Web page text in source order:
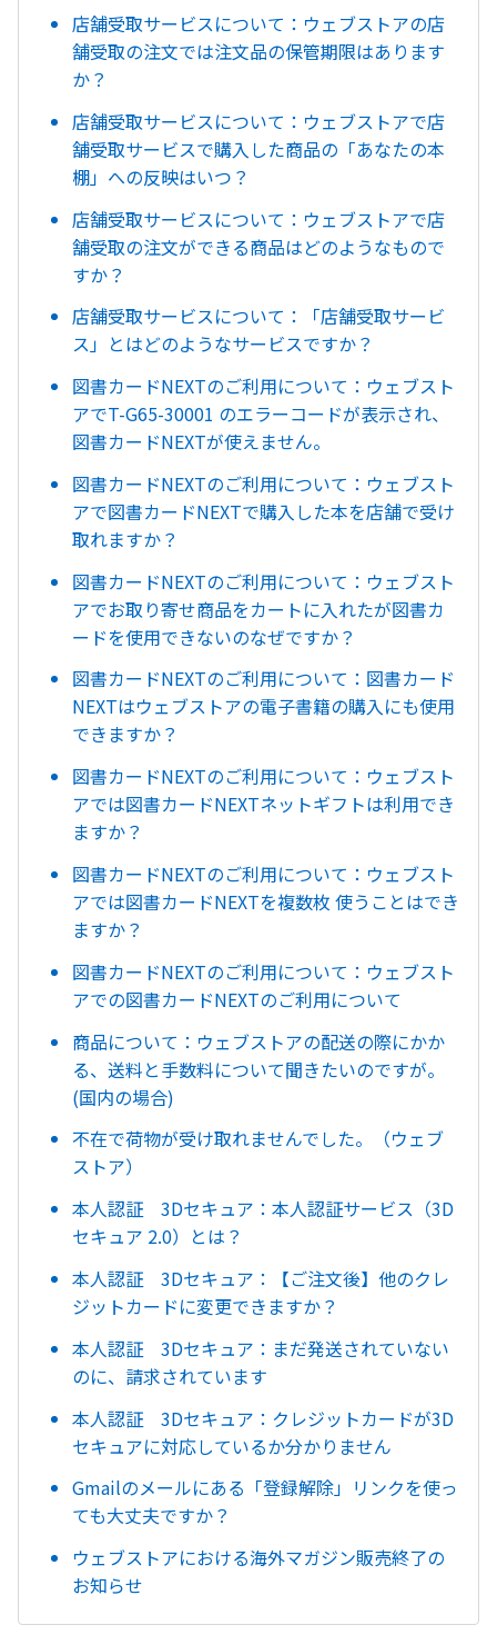
店舗受取サービスについて：ウェブストアの店
舗受取の注文では注文品の保管期限はあります
か？
店舗受取サービスについて：ウェブストアで店
舗受取サービスで購入した商品の「あなたの本
棚」への反映はいつ？
店舗受取サービスについて：ウェブストアで店
舗受取の注文ができる商品はどのようなもので
すか？
店舗受取サービスについて：「店舗受取サービ
ス」とはどのようなサービスですか？
図書カードNEXTのご利用について：ウェブスト
アでT-G65-30001 のエラーコードが表示され、
図書カードNEXTが使えません。
図書カードNEXTのご利用について：ウェブスト
アで図書カードNEXTで購入した本を店舗で受け
取れますか？
図書カードNEXTのご利用について：ウェブスト
アでお取り寄せ商品をカートに入れたが図書カ
ードを使用できないのなぜですか？
図書カードNEXTのご利用について：図書カード
NEXTはウェブストアの電子書籍の購入にも使用
できますか？
図書カードNEXTのご利用について：ウェブスト
アでは図書カードNEXTネットギフトは利用でき
ますか？
図書カードNEXTのご利用について：ウェブスト
アでは図書カードNEXTを複数枚 使うことはでき
ますか？
図書カードNEXTのご利用について：ウェブスト
アでの図書カードNEXTのご利用について
商品について：ウェブストアの配送の際にかか
る、送料と手数料について聞きたいのですが。
(国内の場合)
不在で荷物が受け取れませんでした。（ウェブ
ストア）
本人認証 3Dセキュア：本人認証サービス（3D
セキュア 2.0）とは？
本人認証 3Dセキュア：【ご注文後】他のクレ
ジットカードに変更できますか？
本人認証 3Dセキュア：まだ発送されていない
のに、請求されています
本人認証 3Dセキュア：クレジットカードが3D
セキュアに対応しているか分かりません
Gmailのメールにある「登録解除」リンクを使っ
ても大丈夫ですか？
ウェブストアにおける海外マガジン販売終了の
お知らせ